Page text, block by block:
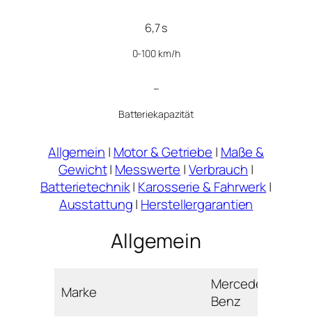
6,7 s
0-100 km/h
–
Batteriekapazität
Allgemein | Motor & Getriebe | Maße &
Gewicht| Messwerte |Verbrauch |
Batterietechnik| Karosserie & Fahrwerk|
Ausstattung| Herstellergarantien
Allgemein
Marke
Mercedes-
Benz